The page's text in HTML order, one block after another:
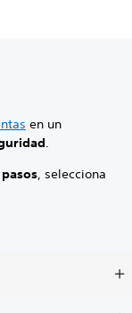
en un
.
, selecciona